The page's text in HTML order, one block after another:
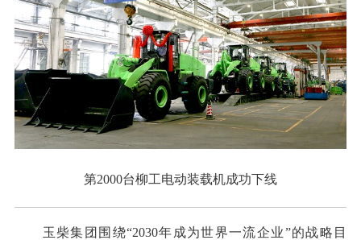
第2000台柳工电动装载机成功下线
玉柴集团围绕“2030年成为世界一流企业”的战略目